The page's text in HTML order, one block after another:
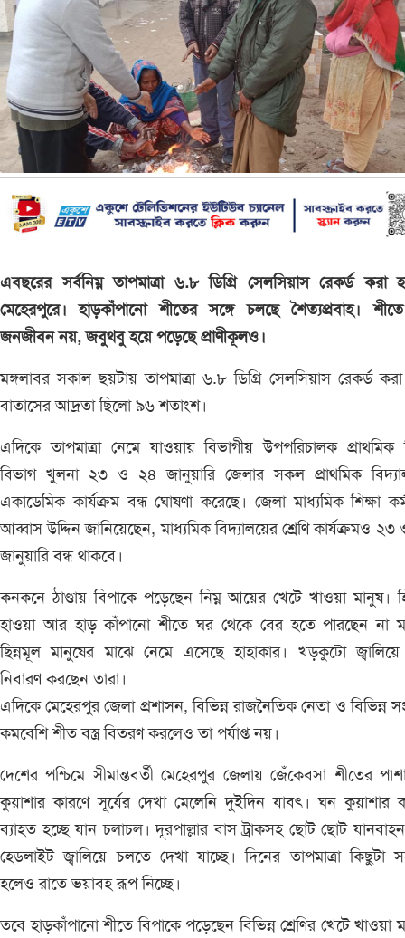
এবছরের সর্বনিম্ন তাপমাত্রা ৬.৮ ডিগ্রি সেলসিয়াস রেকর্ড করা
মেহেরপুরে। হাড়কাঁপানো শীতের সঙ্গে চলছে শৈত্যপ্রবাহ।
জনজীবন নয়, জবুথবু হয়ে পড়েছে প্রাণীকূলও।
মঙ্গলাবর সকাল ছয়টায় তাপমাত্রা ৬.৮ ডিগ্রি সেলসিয়াস রেকর্ড
বাতাসের আদ্রতা ছিলো ৯৬ শতাংশ।
এদিকে তাপমাত্রা নেমে যাওয়ায় বিভাগীয় উপপরিচালক প্রাথমিক
বিভাগ খুলনা ২৩ ও ২৪ জানুয়ারি জেলার সকল প্রাথমিক
একাডেমিক কার্যক্রম বন্ধ ঘোষণা করেছে। জেলা মাধ্যমিক শিক্ষা
আব্বাস উদ্দিন জানিয়েছেন, মাধ্যমিক বিদ্যালয়ের শ্রেণি কার্যক্রমও
জানুয়ারি বন্ধ থাকবে।
কনকনে ঠাণ্ডায় বিপাকে পড়েছেন নিম্ন আয়ের খেটে খাওয়া মানুষ।
হাওয়া আর হাড় কাঁপানো শীতে ঘর থেকে বের হতে পারছেন না
ছিন্নমূল মানুষের মাঝে নেমে এসেছে হাহাকার। খড়কুটো
নিবারণ করছেন তারা।
এদিকে মেহেরপুর জেলা প্রশাসন, বিভিন্ন রাজনৈতিক নেতা ও বিভিন্ন
কমবেশি শীত বস্ত্র বিতরণ করলেও তা পর্যাপ্ত নয়।
দেশের পশ্চিমে সীমান্তবর্তী মেহেরপুর জেলায় জেঁকেবসা শীতের
কুয়াশার কারণে সূর্যের দেখা মেলেনি দুইদিন যাবৎ। ঘন কুয়াশার
ব্যাহত হচ্ছে যান চলাচল। দূরপাল্লার বাস ট্রাকসহ ছোট ছোট
হেডলাইট জ্বালিয়ে চলতে দেখা যাচ্ছে। দিনের তাপমাত্রা কিছুটা
হলেও রাতে ভয়াবহ রূপ নিচ্ছে।
তবে হাড়কাঁপানো শীতে বিপাকে পড়েছেন বিভিন্ন শ্রেণির খেটে খাওয়া